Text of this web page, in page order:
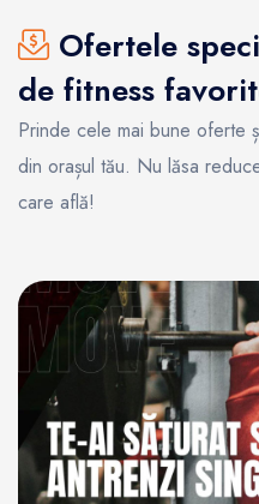
Ofertele
de fitness
Prinde cele mai bune oferte
din orașul tău. Nu lăsa
care află!